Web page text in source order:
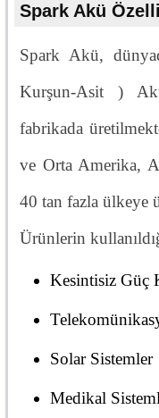
Spark Akü
Spark Akü,
Kurşun-Asit )
fabrikada
ve Orta Amerika,
40 tan fazla ülkeye
Ürünlerin
Kesintisiz Güç
Solar Sistemler
Medikal